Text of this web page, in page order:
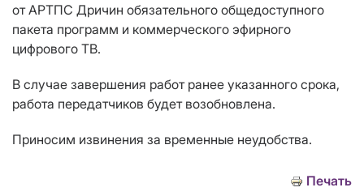
от АРТПС Дричин обязательного общедоступного
пакета программ и коммерческого эфирного
цифрового ТВ.
В случае завершения работ ранее указанного срока,
работа передатчиков будет возобновлена.
Приносим извинения за временные неудобства.
Печать